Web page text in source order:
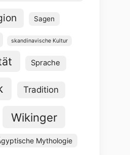
Sagen
skandinavische Kultur
Sprache
Tradition
Wikinger
Mythologie